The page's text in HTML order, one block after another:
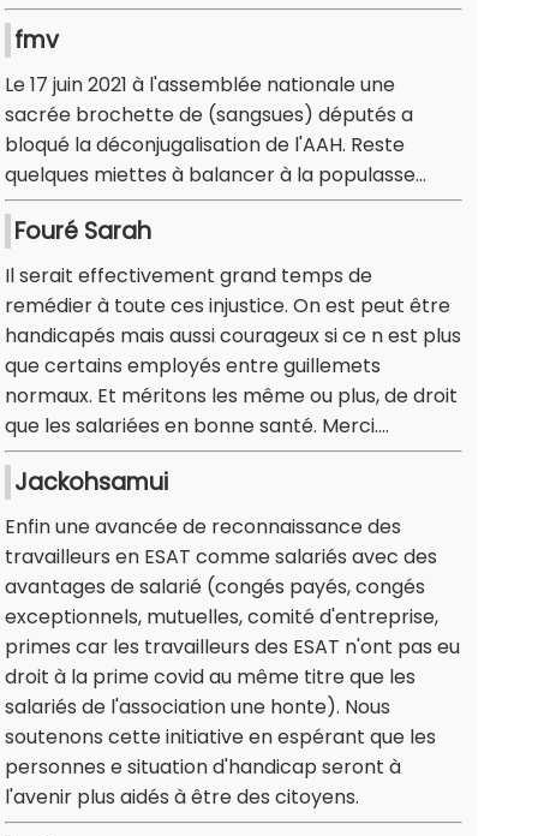
fmv
Le 17 juin 2021 à l'assemblée nationale une
sacrée brochette de (sangsues) députés a
bloqué la déconjugalisation de l'AAH. Reste
quelques miettes à balancer à la populasse...
Fouré Sarah
Il serait effectivement grand temps de
remédier à toute ces injustice. On est peut être
handicapés mais aussi courageux si ce n est plus
que certains employés entre guillemets
normaux. Et méritons les même ou plus, de droit
que les salariées en bonne santé. Merci....
Jackohsamui
Enfin une avancée de reconnaissance des
travailleurs en ESAT comme salariés avec des
avantages de salarié (congés payés, congés
exceptionnels, mutuelles, comité d'entreprise,
primes car les travailleurs des ESAT n'ont pas eu
droit à la prime covid au même titre que les
salariés de l'association une honte). Nous
soutenons cette initiative en espérant que les
personnes e situation d'handicap seront à
l'avenir plus aidés à être des citoyens.